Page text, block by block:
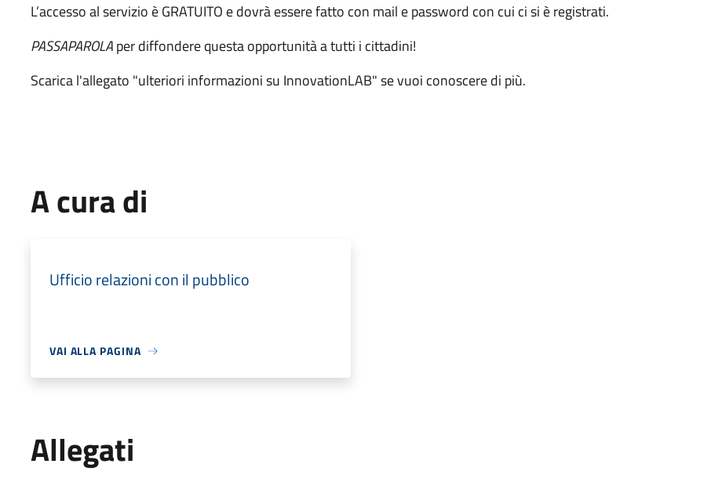
L’accesso al servizio è GRATUITO e dovrà essere fatto con mail e password con cui ci si è registrati.
PASSAPAROLAper diffondere questa opportunità a tutti i cittadini!
Scarica l'allegato "ulteriori informazioni su InnovationLAB" se vuoi conoscere di più.
A cura di
Ufficio relazioni con il pubblico
VAI ALLA PAGINA
Allegati